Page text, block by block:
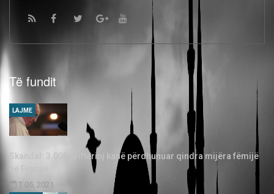
Të fundit
Skandal: 3.000 priftërinj kanë përdhunuar qindra mijëra fëmijë
T 05, 2021
LAJME